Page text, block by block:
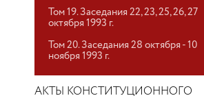
Том 19. Заседания 22, 23, 25, 26, 27
октября 1993 г.
Том 20. Заседания 28 октября - 10
ноября 1993 г.
АКТЫ КОНСТИТУЦИОННОГО